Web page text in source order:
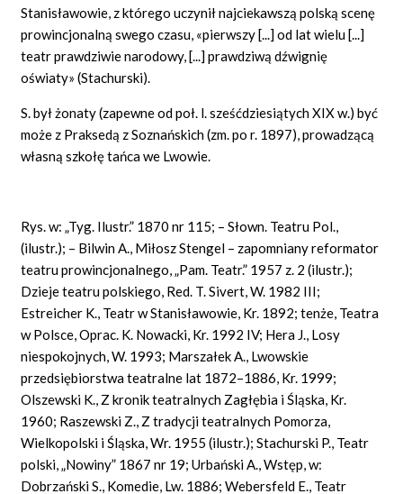
Stanisławowie, z którego uczynił najciekawszą polską scenę
prowincjonalną swego czasu, «pierwszy [...] od lat wielu [...]
teatr prawdziwie narodowy, [...] prawdziwą dźwignię
oświaty» (Stachurski).
S. był żonaty (zapewne od poł. l. sześćdziesiątych XIX w.) być
może z Praksedą z Soznańskich (zm. po r. 1897), prowadzącą
własną szkołę tańca we Lwowie.
Rys. w: „Tyg. Ilustr.” 1870 nr 115; – Słown. Teatru Pol.,
(ilustr.); – Bilwin A., Miłosz Stengel – zapomniany reformator
teatru prowincjonalnego,„Pam. Teatr.” 1957 z. 2 (ilustr.);
Dzieje teatru polskiego, Red. T. Sivert, W. 1982 III;
Estreicher K., Teatr w Stanisławowie, Kr. 1892; tenże, Teatra
w Polsce, Oprac. K. Nowacki, Kr. 1992 IV; Hera J., Losy
niespokojnych, W. 1993; Marszałek A., Lwowskie
przedsiębiorstwa teatralne lat 1872–1886, Kr. 1999;
Olszewski K., Z kronik teatralnych Zagłębia i Śląska, Kr.
1960; Raszewski Z., Z tradycji teatralnych Pomorza,
Wielkopolski i Śląska, Wr. 1955 (ilustr.); Stachurski P., Teatr
polski, „Nowiny” 1867 nr 19; Urbański A., Wstęp, w:
Dobrzański S., Komedie, Lw. 1886; Webersfeld E., Teatr